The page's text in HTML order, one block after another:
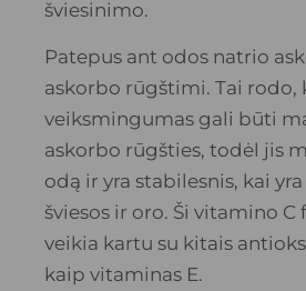
šviesinimo.
Patepus ant odos natrio
askorbo rūgštimi. Tai rodo,
veiksmingumas gali būti
askorbo rūgšties, todėl jis
odą ir yra stabilesnis, kai
šviesos ir oro. Ši vitamino
veikia kartu su kitais
kaip vitaminas E.